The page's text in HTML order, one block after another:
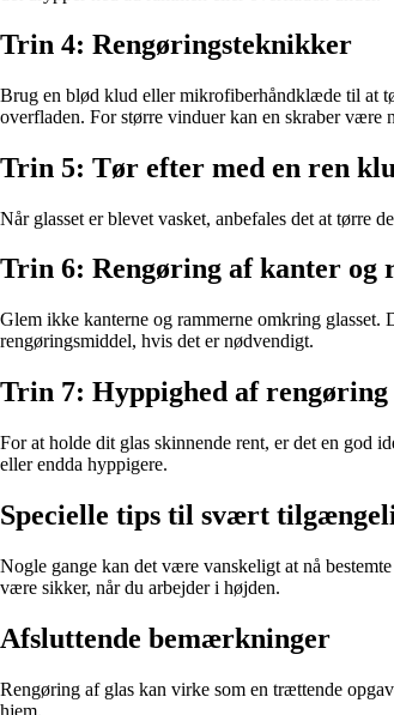
Trin 4: Rengøringsteknikker
Brug en blød klud eller mikrofiberhåndklæde til at
overfladen. For større vinduer kan en skraber
Trin 5: Tør efter med en ren
Når glasset er blevet vasket, anbefales det at tørre
Trin 6: Rengøring af kanter og
Glem ikke kanterne og rammerne omkring glasset.
rengøringsmiddel, hvis det er nødvendigt.
Trin 7: Hyppighed af rengøring
For at holde dit glas skinnende rent, er det en god
eller endda hyppigere.
Specielle tips til svært
Nogle gange kan det være vanskeligt at nå
være sikker, når du arbejder i højden.
Afsluttende bemærkninger
Rengøring af glas kan virke som en trættende
hjem.